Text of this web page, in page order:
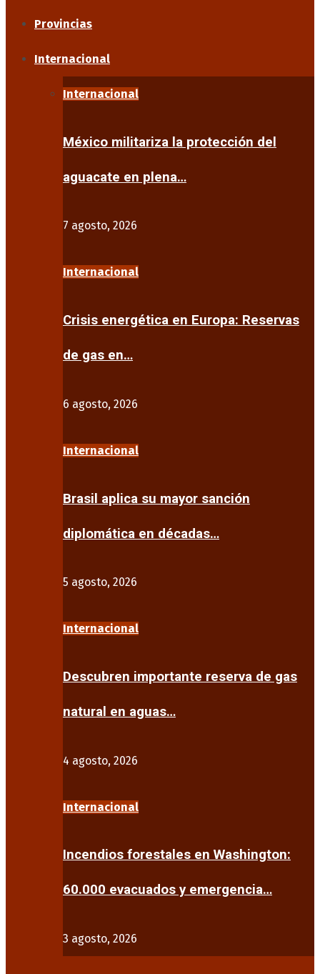
Provincias
Internacional
Internacional
México militariza la protección del
aguacate en plena…
7 agosto, 2026
Internacional
Crisis energética en Europa: Reservas
de gas en…
6 agosto, 2026
Internacional
Brasil aplica su mayor sanción
diplomática en décadas…
5 agosto, 2026
Internacional
Descubren importante reserva de gas
natural en aguas…
4 agosto, 2026
Internacional
Incendios forestales en Washington:
60.000 evacuados y emergencia…
3 agosto, 2026